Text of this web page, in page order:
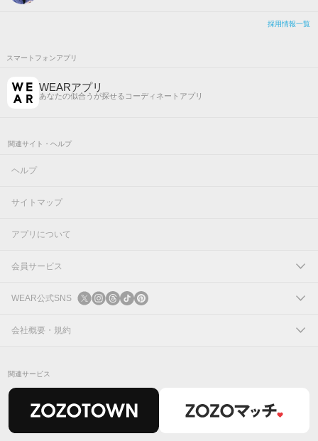
採用情報一覧
スマートフォンアプリ
WEARアプリ
あなたの似合うが探せるコーディネートアプリ
関連サイト・ヘルプ
ヘルプ
サイトマップ
アプリについて
会員サービス
ログイン
新規会員登録
WEAR公式SNS
X
会社概要・規約
関連サービス